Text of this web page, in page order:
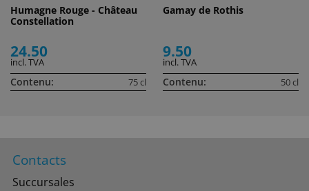
Humagne Rouge - Château
Constellation
24.50
incl. TVA
Contenu: 75 cl
Gamay de Rothis
9.50
incl. TVA
Contenu: 50 cl
Contacts
Succursales